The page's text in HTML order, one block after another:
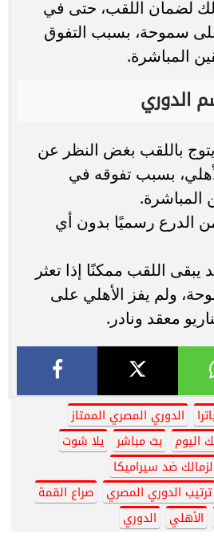
لضمان اللقب، حتى في
سموحة، بسبب التفوق
المباشرة.
الدوري
يتوج باللقب بغض النظر عن
بسبب تفوقه في
المباشرة.
الدرع رسميًا بدون أي
يبقى اللقب ممكنًا إذا تعثر
ولم يفز الأهلي على
معقد ونادر.
الدوري المصري الممتاز
اليوم بث مباشر
يلا شوت
ضد سيراميكا
ترتيب الدوري المصري
صراع القمة
الأهلي الدوري